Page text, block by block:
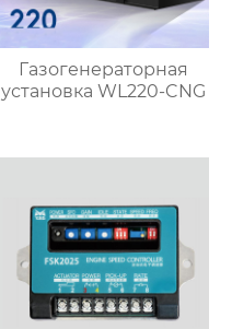
Газогенераторная
установка WL220-CNG